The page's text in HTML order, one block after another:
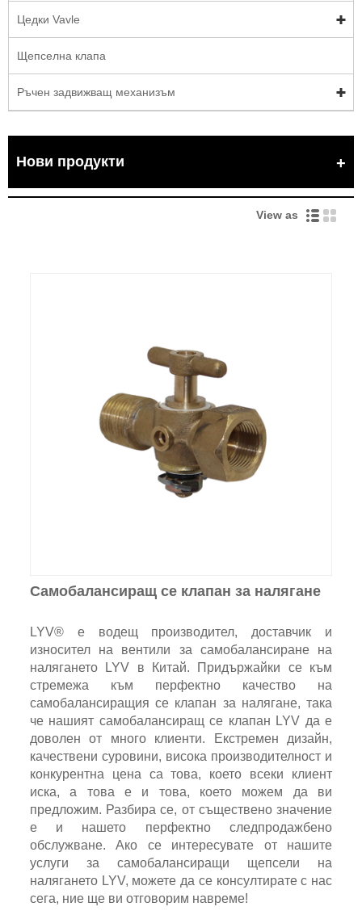
Цедки Vavle
Щепселна клапа
Ръчен задвижващ механизъм
Нови продукти
View as
Самобалансиращ се клапан за налягане
LYV® е водещ производител, доставчик и
износител на вентили за самобалансиране на
налягането LYV в Китай. Придържайки се към
стремежа към перфектно качество на
самобалансиращия се клапан за налягане, така
че нашият самобалансиращ се клапан LYV да е
доволен от много клиенти. Екстремен дизайн,
качествени суровини, висока производителност и
конкурентна цена са това, което всеки клиент
иска, а това е и това, което можем да ви
предложим. Разбира се, от съществено значение
е и нашето перфектно следпродажбено
обслужване. Ако се интересувате от нашите
услуги за самобалансиращи щепсели на
налягането LYV, можете да се консултирате с нас
сега, ние ще ви отговорим навреме!